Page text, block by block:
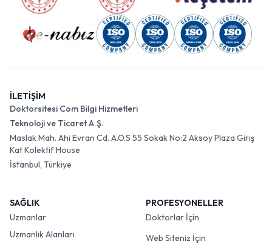
İLETİŞİM
Doktorsitesi Com Bilgi Hizmetleri
Teknoloji ve Ticaret A.Ş.
Maslak Mah. Ahi Evran Cd. A.O.S 55 Sokak No:2 Aksoy Plaza Giriş
Kat Kolektif House
İstanbul, Türkiye
SAĞLIK
Uzmanlar
Uzmanlık Alanları
PROFESYONELLER
Doktorlar İçin
Web Siteniz İçin